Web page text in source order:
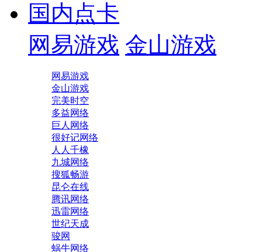
国内点卡
网易游戏 金山游戏
网易游戏
金山游戏
完美时空
多益网络
巨人网络
很好记网络
人人千橡
九城网络
搜狐畅游
昆仑在线
腾讯网络
迅雷网络
世纪天成
骏网
蜗牛网络